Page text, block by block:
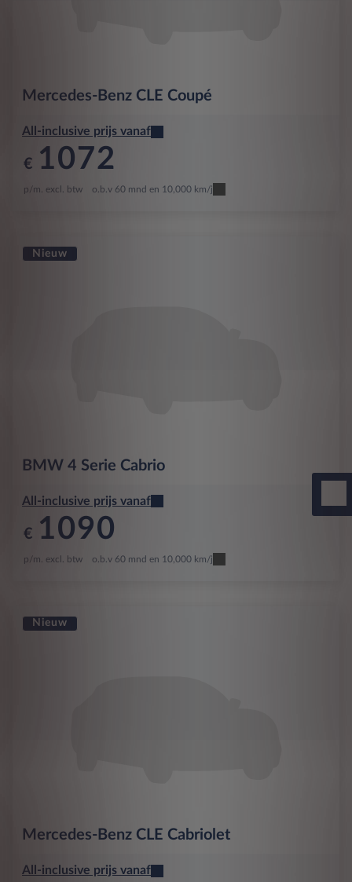
Mercedes-Benz CLE Coupé
All-inclusive prijs vanaf
€ 1072
p/m. excl. btw o.b.v 60 mnd en 10,000 km/j
Nieuw
BMW 4 Serie Cabrio
All-inclusive prijs vanaf
€ 1090
p/m. excl. btw o.b.v 60 mnd en 10,000 km/j
Nieuw
Mercedes-Benz CLE Cabriolet
All-inclusive prijs vanaf